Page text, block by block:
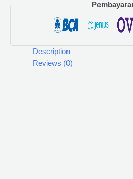
Description
Reviews (0)